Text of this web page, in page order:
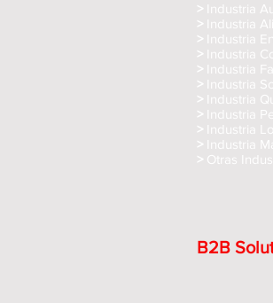
>
Industria
> Industria
>
Industria
>
Industria
>
Industria
>
Industria
>
Industria
>
Industria
>
Industria
>
Industria
> Otras
B2B